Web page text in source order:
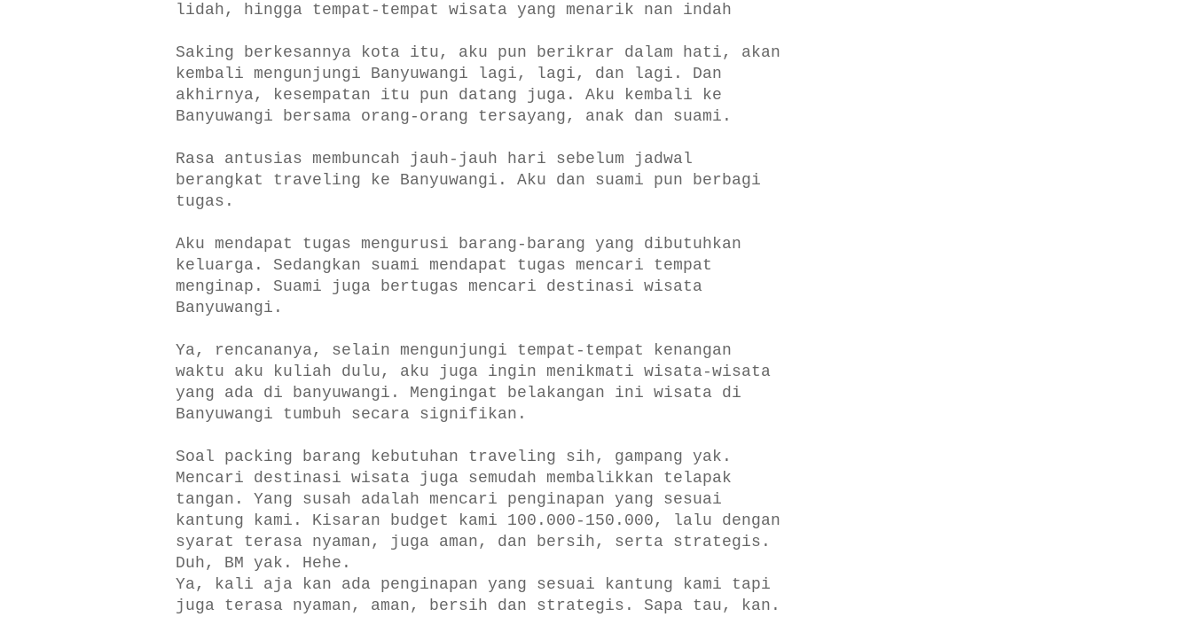
lidah, hingga tempat-tempat wisata yang menarik nan indah
Saking berkesannya kota itu, aku pun berikrar dalam hati, akan
kembali mengunjungi Banyuwangi lagi, lagi, dan lagi. Dan
akhirnya, kesempatan itu pun datang juga. Aku kembali ke
Banyuwangi bersama orang-orang tersayang, anak dan suami.
Rasa antusias membuncah jauh-jauh hari sebelum jadwal
berangkat traveling ke Banyuwangi. Aku dan suami pun berbagi
tugas.
Aku mendapat tugas mengurusi barang-barang yang dibutuhkan
keluarga. Sedangkan suami mendapat tugas mencari tempat
menginap. Suami juga bertugas mencari destinasi wisata
Banyuwangi.
Ya, rencananya, selain mengunjungi tempat-tempat kenangan
waktu aku kuliah dulu, aku juga ingin menikmati wisata-wisata
yang ada di banyuwangi. Mengingat belakangan ini wisata di
Banyuwangi tumbuh secara signifikan.
Soal packing barang kebutuhan traveling sih, gampang yak.
Mencari destinasi wisata juga semudah membalikkan telapak
tangan. Yang susah adalah mencari penginapan yang sesuai
kantung kami. Kisaran budget kami 100.000-150.000, lalu dengan
syarat terasa nyaman, juga aman, dan bersih, serta strategis.
Duh, BM yak. Hehe.
Ya, kali aja kan ada penginapan yang sesuai kantung kami tapi
juga terasa nyaman, aman, bersih dan strategis. Sapa tau, kan.